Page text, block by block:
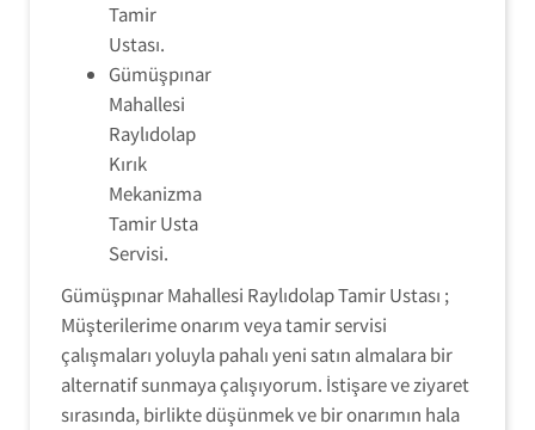
Tamir
Ustası.
Gümüşpınar
Mahallesi
Raylıdolap
Kırık
Mekanizma
Tamir Usta
Servisi.
Gümüşpınar Mahallesi Raylıdolap Tamir Ustası ;
Müşterilerime onarım veya tamir servisi
çalışmaları yoluyla pahalı yeni satın almalara bir
alternatif sunmaya çalışıyorum. İstişare ve ziyaret
sırasında, birlikte düşünmek ve bir onarımın hala